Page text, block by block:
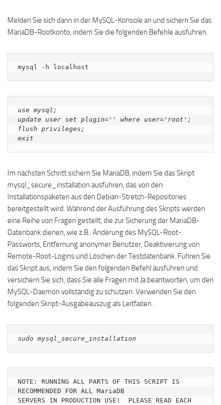
Melden Sie sich dann in der MySQL-Konsole an und sichern Sie das
MariaDB-Rootkonto, indem Sie die folgenden Befehle ausführen.
mysql -h localhost
use mysql;
update user set plugin='' where user='root';
flush privileges;
exit
Im nächsten Schritt sichern Sie MariaDB, indem Sie das Skript
mysql_secure_installation ausführen, das von den
Installationspaketen aus den Debian-Stretch-Repositories
bereitgestellt wird. Während der Ausführung des Skripts werden
eine Reihe von Fragen gestellt, die zur Sicherung der MariaDB-
Datenbank dienen, wie z.B.: Änderung des MySQL-Root-
Passworts, Entfernung anonymer Benutzer, Deaktivierung von
Remote-Root-Logins und Löschen der Testdatenbank. Führen Sie
das Skript aus, indem Sie den folgenden Befehl ausführen und
versichern Sie sich, dass Sie alle Fragen mit Ja beantworten, um den
MySQL-Daemon vollständig zu schützen. Verwenden Sie den
folgenden Skript-Ausgabeauszug als Leitfaden.
sudo mysql_secure_installation
NOTE: RUNNING ALL PARTS OF THIS SCRIPT IS
RECOMMENDED FOR ALL MariaDB
SERVERS IN PRODUCTION USE!  PLEASE READ EACH